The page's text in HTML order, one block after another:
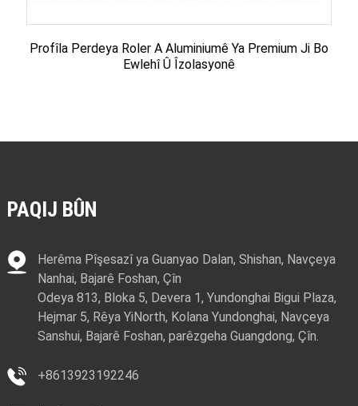
Profîla Perdeya Roler A Aluminiumê Ya Premium Ji Bo
Ewlehî Û Îzolasyonê
PAQIJ BÛN
Herêma Pîşesazî ya Guanyao Dalan, Shishan, Navçeya
Nanhai, Bajarê Foshan, Çîn
Odeya 813, Bloka 5, Devera 1, Yundonghai Bigui Plaza,
Hejmar 5, Rêya YiNorth, Kolana Yundonghai, Navçeya
Sanshui, Bajarê Foshan, parêzgeha Guangdong, Çîn.
+8613923192246